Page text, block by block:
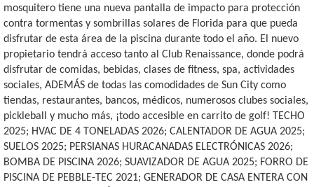
mosquitero tiene una nueva pantalla de impacto para protección
contra tormentas y sombrillas solares de Florida para que pueda
disfrutar de esta área de la piscina durante todo el año. El nuevo
propietario tendrá acceso tanto al Club Renaissance, donde podrá
disfrutar de comidas, bebidas, clases de fitness, spa, actividades
sociales, ADEMÁS de todas las comodidades de Sun City como
tiendas, restaurantes, bancos, médicos, numerosos clubes sociales,
pickleball y mucho más, ¡todo accesible en carrito de golf! TECHO
2025; HVAC DE 4 TONELADAS 2026; CALENTADOR DE AGUA 2025;
SUELOS 2025; PERSIANAS HURACANADAS ELECTRÓNICAS 2026;
BOMBA DE PISCINA 2026; SUAVIZADOR DE AGUA 2025; FORRO DE
PISCINA DE PEBBLE-TEC 2021; GENERADOR DE CASA ENTERA CON